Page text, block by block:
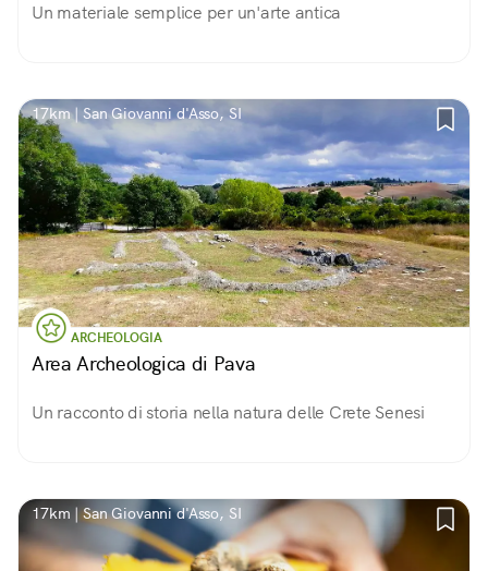
Un materiale semplice per un'arte antica
17km | San Giovanni d'Asso, SI
ARCHEOLOGIA
Area Archeologica di Pava
Un racconto di storia nella natura delle Crete Senesi
17km | San Giovanni d'Asso, SI